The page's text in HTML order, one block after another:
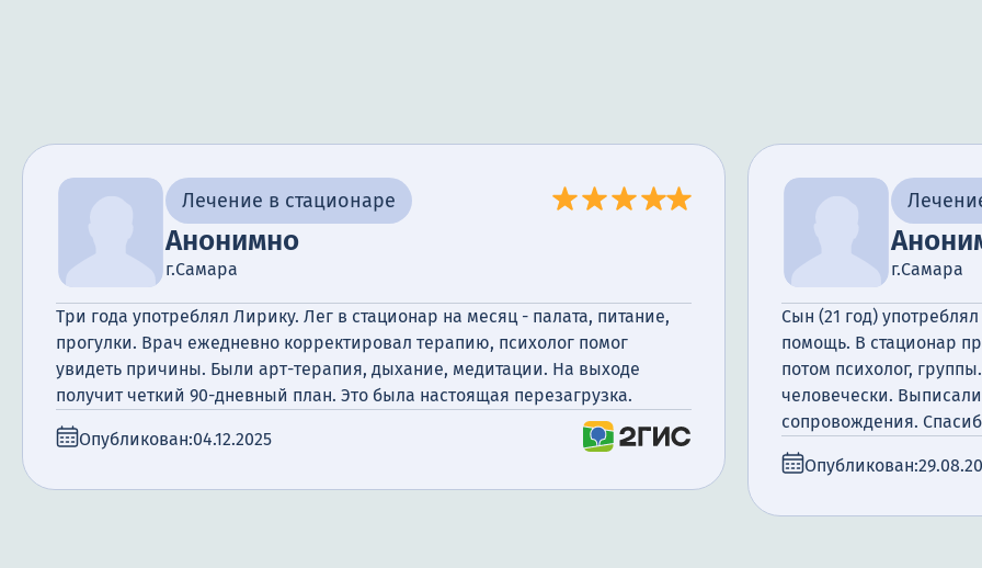
Лечение в стационаре
Анонимно
г.Самара
Три года употреблял Лирику. Лег в стационар на месяц - палата, питание,
прогулки. Врач ежедневно корректировал терапию, психолог помог
увидеть причины. Были арт-терапия, дыхание, медитации. На выходе
получит четкий 90-дневный план. Это была настоящая перезагрузка.
Опубликован:04.12.2025
г.Самара
Сын (21 год)
помощь. В стационар
потом психолог,
человечески.
сопровождения.
Опубликован: